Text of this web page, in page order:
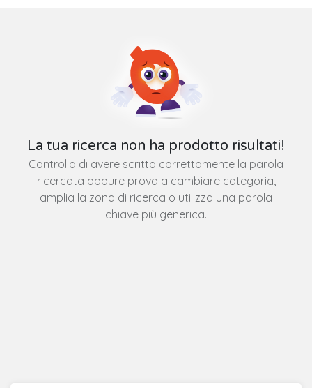
La tua ricerca non ha prodotto risultati!
Controlla di avere scritto correttamente la parola
ricercata oppure prova a cambiare categoria,
amplia la zona di ricerca o utilizza una parola
chiave più generica.